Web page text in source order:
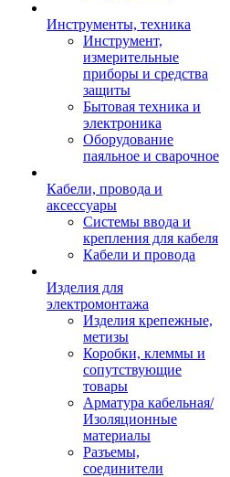
Инструменты, техника
Инструмент,
измерительные
приборы и средства
защиты
Бытовая техника и
электроника
Оборудование
паяльное и сварочное
Кабели, провода и
аксессуары
Системы ввода и
крепления для кабеля
Кабели и провода
Изделия для
электромонтажа
Изделия крепежные,
метизы
Коробки, клеммы и
сопутствующие
товары
Арматура кабельная/
Изоляционные
материалы
Разъемы,
соединители